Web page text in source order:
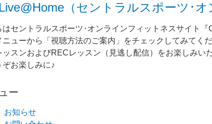
（セントラルスポーツ･
はセントラルスポーツ･オンラインフィットネスサイト
ニューから「視聴方法のご案内」をチェックしてみてく
ッスンおよびRECレッスン（見逃し配信）をお楽しみ
ぞお楽しみに♪
ー
お知らせ